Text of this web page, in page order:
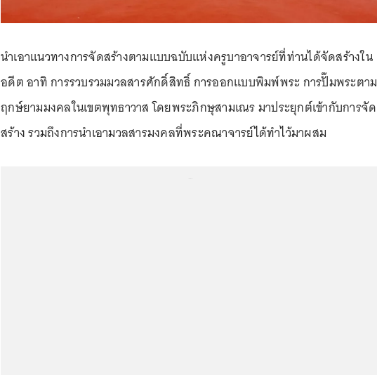
นำเอาแนวทางการจัดสร้างตามแบบฉบับแห่งครูบาอาจารย์ที่ท่านได้จัดสร้างใน
อดีต อาทิ การรวบรวมมวลสารศักดิ์สิทธิ์ การออกแบบพิมพ์พระ การปั๊มพระตาม
ฤกษ์ยามมงคลในเขตพุทธาวาส โดยพระภิกษุสามเณร มาประยุกต์เข้ากับการจัด
สร้าง รวมถึงการนำเอามวลสารมงคลที่พระคณาจารย์ได้ทำไว้มาผสม